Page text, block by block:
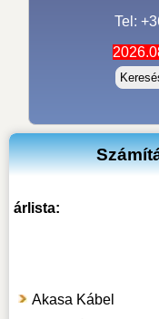
Tel:
árlista:
Akasa Kábel